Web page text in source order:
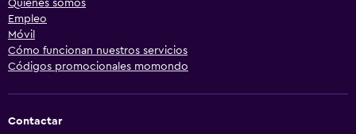
Quiénes somos
Empleo
Móvil
Cómo funcionan nuestros servicios
Códigos promocionales momondo
Contactar